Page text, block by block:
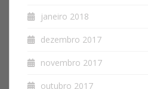
janeiro 2018
dezembro 2017
novembro 2017
outubro 2017